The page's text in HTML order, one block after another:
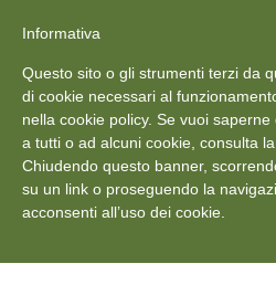
+39 011 18867102
Aceper
Vedi: Protezione dei dati
Informativa
Questo sito o gli strumenti terzi da
di cookie necessari al
nella cookie policy. Se vuoi
a tutti o ad alcuni cookie, consulta la
Chiudendo questo banner,
su un link o proseguendo la
acconsenti all’uso dei cookie.